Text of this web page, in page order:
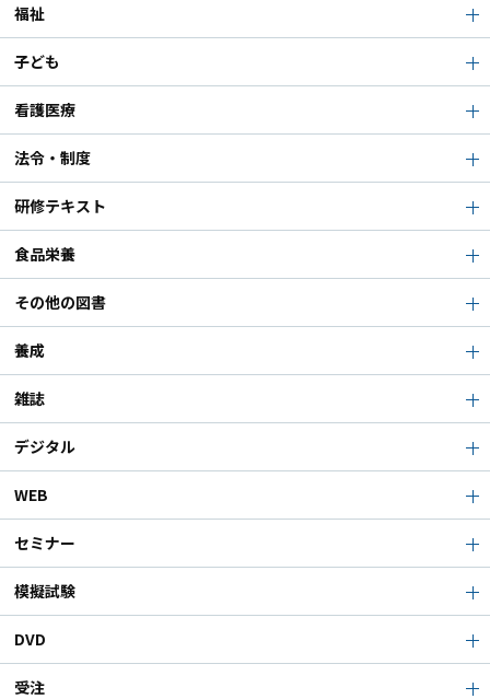
福祉
子ども
看護医療
法令・制度
研修テキスト
食品栄養
その他の図書
養成
雑誌
デジタル
WEB
セミナー
模擬試験
DVD
受注